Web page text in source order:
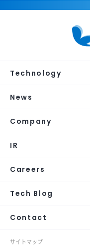
Technology
News
Company
IR
Careers
Tech Blog
Contact
サイトマップ